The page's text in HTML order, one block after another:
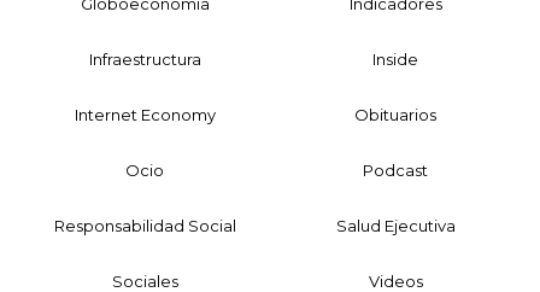
Infraestructura Inside
Internet Economy Obituarios
Ocio Podcast
Responsabilidad Social Salud Ejecutiva
Sociales Videos